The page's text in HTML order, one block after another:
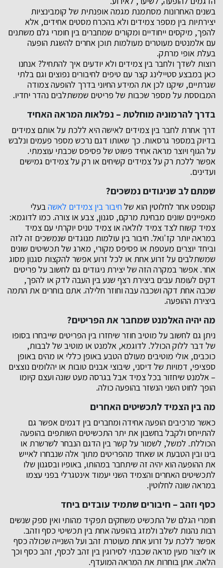
בשנים האחרונות מסתמנת מגמה אופנתית של קומבינציות
יצירתיות בין מספר צמידים ולא בהכרח מסטים אחידים, אלא
להפך, מיקסים ייחודיים ומקורים שמחברים בין חומרי גלם משתנים
עם אלמנטים מעוטרים מעולמות תוכן אחרים להשגת הופעה
בעלת אופי מרתק.
רוצות לשדך ולחבר בין צמידים ולא יודעים איך להתחיל? אנחנו
כאן במבצע סטיילינג קצר עם טיפים לחיבורים נפוצים וגם בלתי
שגרתיים, שיקנו לכן את המידע החיוני בדרך להופעה צמודה
המבוססת על מספר שכבות של פריטים שמשתלבים נהדר יחדיו.
בדרך להרמוניה מוחלטת – נפלאות המראה האחיד
דרך אחרת לחבר בין צמידים לאישה היא ללכת על אותם צמידים
בדיוק במספר גרסאות. כך שאותו דגם נרכש מספר פעמים ונלבש
על הגוף ויוצר מראה אחיד פשוט של פסיפס שכבתי עוצמתי.
אפשר ללכת רק על צמידים קשיחים או רק על צמידים גמישים
ועדינים.
שמתם לב שניגודים נמשכים?
קונספט אחר לחלוטין הוא של חיבור בין צמידים לאשהבעלי
מאפיינים שונים מבחינת מרקם, סגנון, צבע או צורה. כמו לדוגמא:
צמיד קשוח לצד צמיד לולאה או צמיד טניס יוקרתי עם צמיד
במראה יותר קז'ואל. חיבור בין עולמות מנוגדים שנמשכים זה לזה
וביחד יוצרים מעטפת או פסיפס מקורי, מארג של תכשיטים שונים
שמשתלבים על זרוע אחת או לכל זרוע אפשר להקצות סגנון מסוג
אחר. אפשר במקרה הזה של יצירת ניגודים גם לחשוב על פריטים
דקים לעומת עבים ביצירת רצף שנע בין העבה לדק או להפך,
שכבה אחת דקה ושכבה עבה וחוזר חלילה. אתם בוחרים את התמה
ביצירת ההופעה.
מה יהיה האלמנט שמחבר את הפריטים?
ניתן גם לחשוב על מוטיב חוזר שיחזרו בין הפריטים שייבחרו בסופו
של דבר ללוק הכולל. לדוגמא, אלמנט או מוטיב של לבבות,
כוכבים, אולי מוטיבים מעולם הטבע באופן כללי או מהים באופן
ספציפי, דמויות של דיסני, שיבוצי אבנים טובות או יהלומים נוצצים
– אלמנט שיחזור בכל צמיד אבל בגרסה מעט שונה ועצם קיומו
הופך לחוט השני הנשזר בהופעה כולה.
מה בין הצמיד לתכשיטים האחרים
כאשר מרכיבים הופעה אחידה ומחברים בין דגמים אפשר גם
להתייחס ולקבל בחשבון את יתר התכשיטים השותפים בהופעה
הכוללת. למשל, לשמור על קשר בין הדגם הנבחר לשרשרת או
בינו ובין הטבעת או שאחד מהפריטים מתוך אלה שנבחרו לאייש
את ההופעה הוא יהיה זה שיתחבר במהותו, באופיו ובסגנון שלו
לתכשיטים האחרים והצמיד השני יעמוד אינטגרלי בפני עצמו
במראה שונה לחלוטין.
כסף וזהב – חיבורים שתמיד עובדים ביחד
חומרי הגלם של התכשיט משחקים תפקיד מהותי ואין ספק שנשים
רבות נהנות לשלב ולמזג בהופעה אחת בין תכשיטי כסף וזהב.
אפשר ללכת על זרוע אחת מעוטרת זהב ועל השנייה שכולה כסף
או ליצור מעין מראה שכבתי לסירוגין בין זהב לכסף, זהב כסף וכך
הלאה. אתן בוחרות את המראה המועדף.